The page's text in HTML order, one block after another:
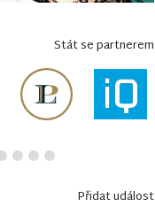
Stát se partnerem
Přidat událost